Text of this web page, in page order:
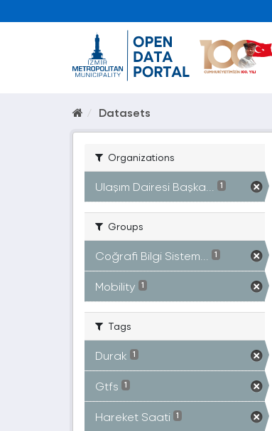
Datasets
Organizations
Ulaşım Dairesi Başka... 1
Groups
Coğrafi Bilgi Sistem... 1
Mobility 1
Tags
Durak 1
Gtfs 1
Hareket Saati 1